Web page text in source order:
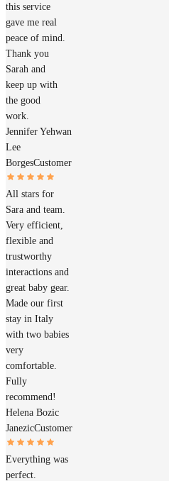
this service
gave me real
peace of mind.
Thank you
Sarah and
keep up with
the good
work.
Jennifer Yehwan
Lee
BorgesCustomer
All stars for
Sara and team.
Very efficient,
flexible and
trustworthy
interactions and
great baby gear.
Made our first
stay in Italy
with two babies
very
comfortable.
Fully
recommend!
Helena Bozic
JanezicCustomer
Everything was
perfect.